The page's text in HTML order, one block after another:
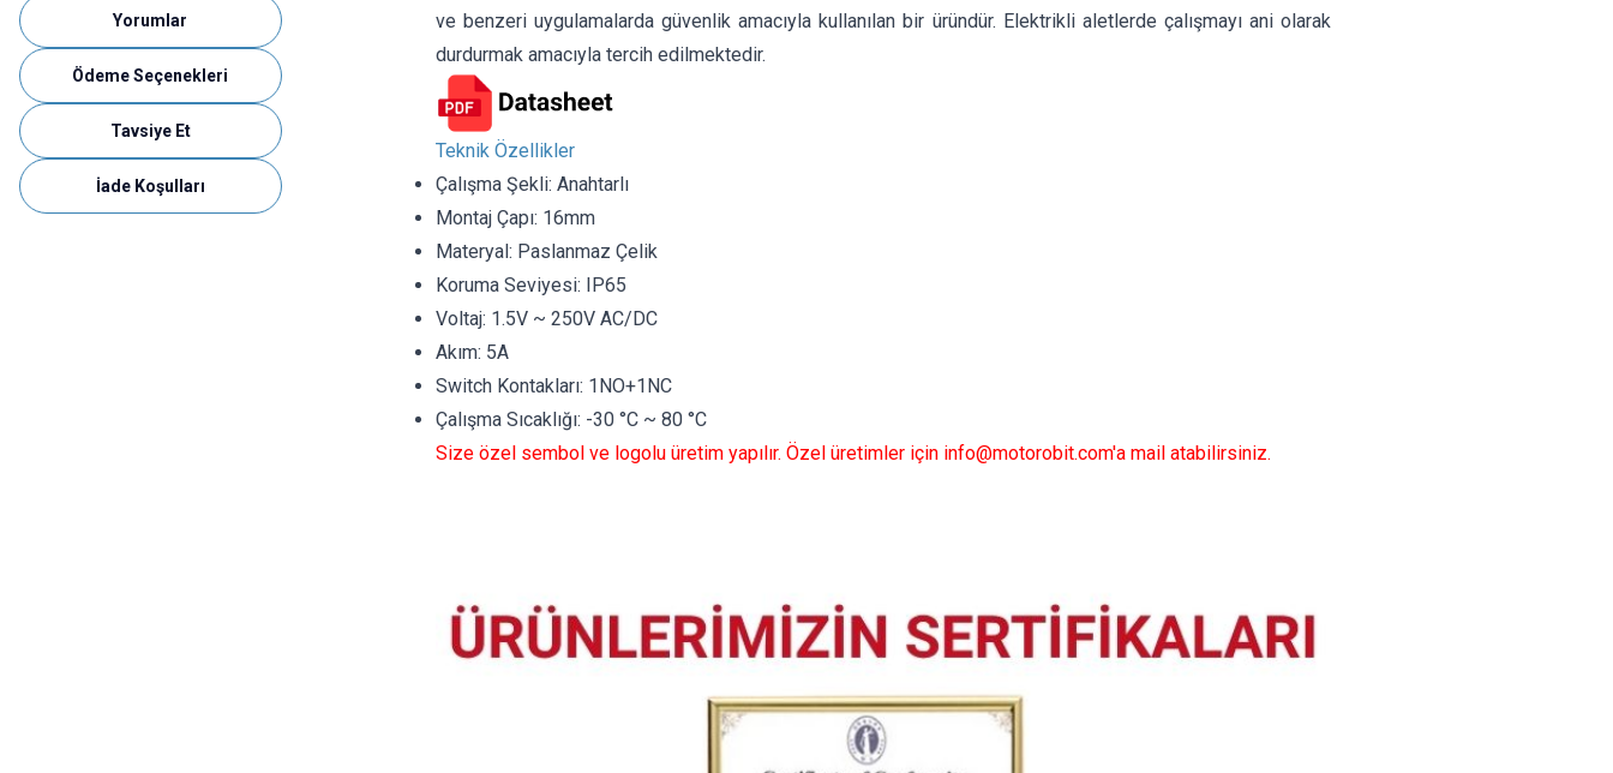
Yorumlar
Ödeme Seçenekleri
Tavsiye Et
İade Koşulları
ve benzeri uygulamalarda güvenlik amacıyla kullanılan bir üründür. Elektrikli aletlerde çalışmayı ani olarak
durdurmak amacıyla tercih edilmektedir.
Teknik Özellikler
Çalışma Şekli: Anahtarlı
Montaj Çapı: 16mm
Materyal: Paslanmaz Çelik
Koruma Seviyesi: IP65
Voltaj: 1.5V ~ 250V AC/DC
Akım: 5A
Switch Kontakları: 1NO+1NC
Çalışma Sıcaklığı: -30 °C ~ 80 °C
Size özel sembol ve logolu üretim yapılır. Özel üretimler için info@motorobit.com'a mail atabilirsiniz.